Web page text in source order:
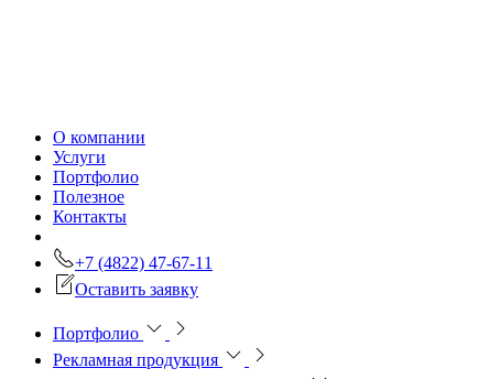
О компании
Услуги
Портфолио
Полезное
Контакты
+7 (4822) 47-67-11
Оставить заявку
Портфолио
Рекламная продукция